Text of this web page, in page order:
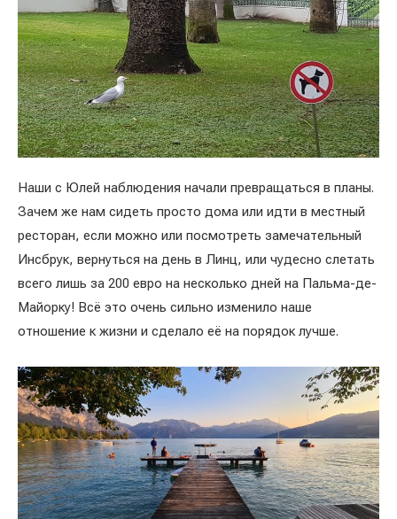
Наши с Юлей наблюдения начали превращаться в планы.
Зачем же нам сидеть просто дома или идти в местный
ресторан, если можно или посмотреть замечательный
Инсбрук, вернуться на день в Линц, или чудесно слетать
всего лишь за 200 евро на несколько дней на Пальма-де-
Майорку! Всё это очень сильно изменило наше
отношение к жизни и сделало её на порядок лучше.